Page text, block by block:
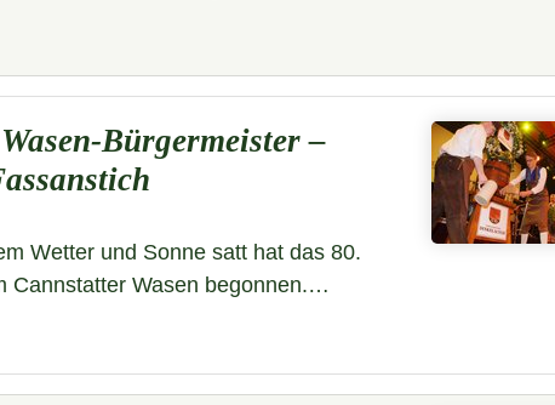
Bürgermeister –
Wetter und Sonne satt hat das 80.
Cannstatter Wasen begonnen.…